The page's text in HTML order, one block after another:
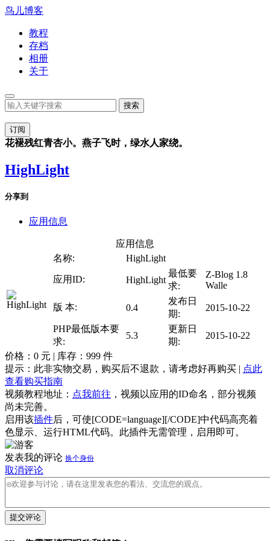
鸟儿博客
教程
存档
相册
关于
订阅
花褪残红青杏小。燕子飞时，绿水人家绕。
HighLight
分享到
应用信息
应用信息
名称:
HighLight
应用ID: HighLight
最低要
求:
Z-Blog 1.8
Walle
版 本: 0.4
发布日
期:
2015-10-22
PHP最低版本要
求:
5.3
更新日
期:
2015-10-22
价格： 0 元 | 库存： 999 件
提示：此非实物交易，购买后不退款，请考虑好再购买 | 点此
查看购买指南
视频教程地址： 点我前往 ，视频以应用的ID命名，部分视频
尚未完善。
启用该插件后，可使[CODE=language][/CODE]中代码高亮着
色显示、运行HTML代码。此插件无需管理，启用即可。
发表我的评论 换个身份
取消评论
提交评论